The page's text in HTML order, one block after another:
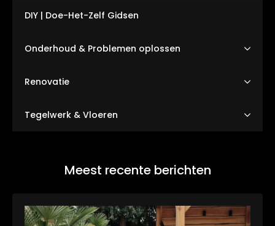
DIY | Doe-Het-Zelf Gidsen
Onderhoud & Problemen oplossen
Renovatie
Tegelwerk & Vloeren
Meest recente berichten